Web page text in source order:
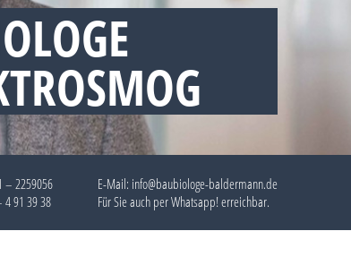
– 2259056
4 91 39 38
E-Mail: info@baubiologe-baldermann.de
Für Sie auch perWhatsapp!erreichbar.